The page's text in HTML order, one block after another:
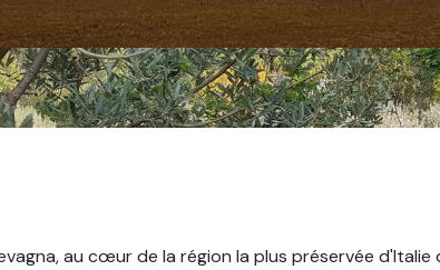
au cœur de la région la plus préservée d'Italie